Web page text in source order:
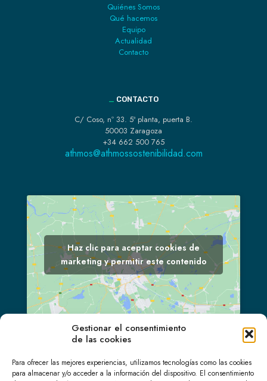
Gestionar el consentimiento
de las cookies
Para ofrecer las mejores experiencias, utilizamos tecnologías como las cookies
para almacenar y/o acceder a la información del dispositivo. El consentimiento
Quiénes Somos
Qué hacemos
Equipo
Actualidad
Contacto
CONTACTO
C/ Coso, nº 33. 5ª planta, puerta B.
50003 Zaragoza
+34 662 500 765
athmos@athmossostenibilidad.com
Haz clic para aceptar cookies de
marketing y permitir este contenido
LinkedIn